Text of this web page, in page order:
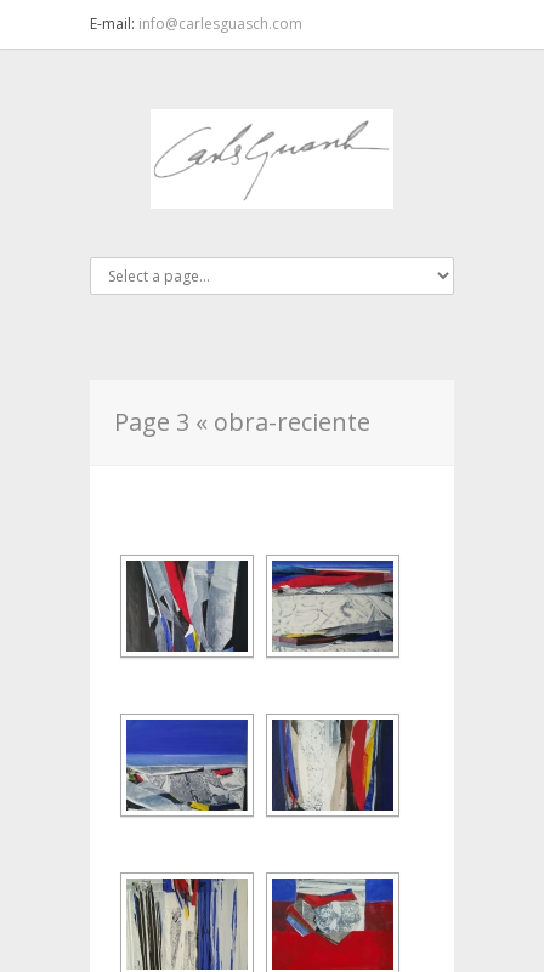
E-mail: info@carlesguasch.com
Page 3 « obra-reciente